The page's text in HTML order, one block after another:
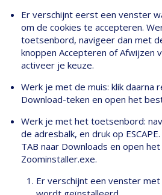
Er verschijnt eerst een venster
om de cookies te accepteren.
toetsenbord, navigeer dan met
knoppen Accepteren of Afwijzen
activeer je keuze.
Werk je met de muis: klik daarna
Download-teken en open het
Werk je met het toetsenbord:
de adresbalk, en druk op
TAB naar Downloads en open
Zoominstaller.exe.
Er verschijnt een venster